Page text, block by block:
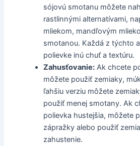
sójovú smotanu môžete
rastlinnými alternatívami,
mliekom, mandľovým
smotanou. Každá z týchto
polievke inú chuť a textúru.
Zahusťovanie: Ak chcete
môžete použiť zemiaky,
ľahšiu verziu môžete
použiť menej smotany. Ak
polievka hustejšia, môžete
zápražky alebo použiť
zahustenie.